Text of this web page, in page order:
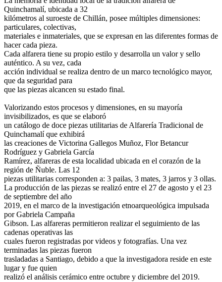
Quinchamalí, ubicada a 32
kilómetros al suroeste de Chillán, posee múltiples dimensiones:
particulares, colectivas,
materiales e inmateriales, que se expresan en las diferentes formas de
hacer cada pieza.
Cada alfarera tiene su propio estilo y desarrolla un valor y sello
auténtico. A su vez, cada
acción individual se realiza dentro de un marco tecnológico mayor,
que da seguridad para
que las piezas alcancen su estado final.
Valorizando estos procesos y dimensiones, en su mayoría
invisibilizados, es que se elaboró
un catálogo de doce piezas utilitarias de Alfarería Tradicional de
Quinchamalí que exhibirá
las creaciones de Victorina Gallegos Muñoz, Flor Betancur
Rodríguez y Gabriela García
Ramírez, alfareras de esta localidad ubicada en el corazón de la
región de Ñuble. Las 12
piezas utilitarias corresponden a: 3 pailas, 3 mates, 3 jarros y 3 ollas.
La producción de las piezas se realizó entre el 27 de agosto y el 23
de septiembre del año
2019, en el marco de la investigación etnoarqueológica impulsada
por Gabriela Campaña
Gibson. Las alfareras permitieron realizar el seguimiento de las
cadenas operativas las
cuales fueron registradas por videos y fotografías. Una vez
terminadas las piezas fueron
trasladadas a Santiago, debido a que la investigadora reside en este
lugar y fue quien
realizó el análisis cerámico entre octubre y diciembre del 2019.